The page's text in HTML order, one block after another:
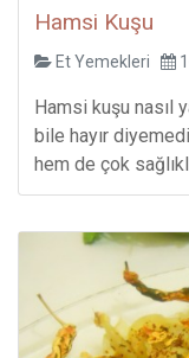
Hamsi Kuşu
Et Yemekleri
Hamsi kuşu nasıl
bile hayır
hem de çok